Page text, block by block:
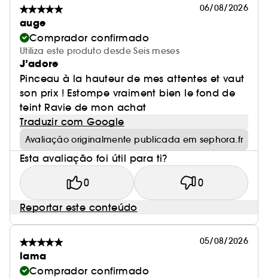
06/08/2026
auge
Comprador confirmado
Utiliza este produto desde Seis meses
J’adore
Pinceau à la hauteur de mes attentes et vaut
son prix ! Estompe vraiment bien le fond de
teint Ravie de mon achat
Traduzir com Google
Avaliação originalmente publicada em sephora.fr
Esta avaliação foi útil para ti?
0 0
Reportar este conteúdo
05/08/2026
lama
Comprador confirmado